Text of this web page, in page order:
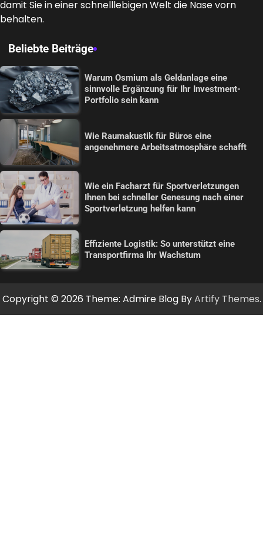
damit Sie in einer schnelllebigen Welt die Nase vorn
behalten.
Beliebte Beiträge
Warum Osmium als Geldanlage eine
sinnvolle Ergänzung für Ihr Investment-
Portfolio sein kann
Wie Raumakustik für Büros eine
angenehmere Arbeitsatmosphäre schafft
Wie ein Facharzt für Sportverletzungen
Ihnen bei schneller Genesung nach einer
Sportverletzung helfen kann
Effiziente Logistik: So unterstützt eine
Transportfirma Ihr Wachstum
Copyright © 2026 Theme: Admire Blog ByArtify Themes.